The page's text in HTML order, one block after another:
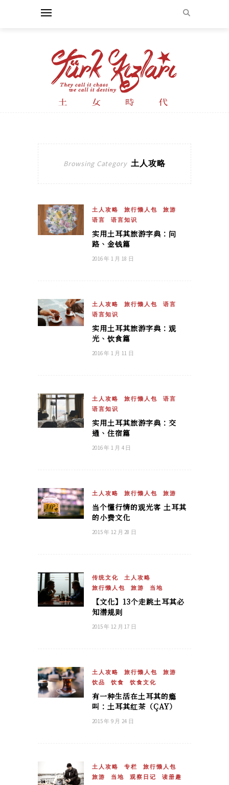
Browsing Category 土人攻略
土人攻略 旅行懒人包
旅游
语言
语言知识
实用土耳其旅游字典：问
路、金钱篇
2016 年 1 月 18 日
土人攻略 旅行懒人包
语言
语言知识
实用土耳其旅游字典：观
光、饮食篇
2016 年 1 月 11 日
土人攻略 旅行懒人包
语言
语言知识
实用土耳其旅游字典：交
通、住宿篇
2016 年 1 月 4 日
土人攻略 旅行懒人包 旅游
当个懂行情的观光客 土耳其
的小费文化
2015 年 12 月 28 日
传统文化
土人攻略
旅行懒人包
旅游 当地
【文化】13个走跳土耳其必
知潜规则
2015 年 12 月 17 日
土人攻略 旅行懒人包
旅游
饮品
饮食 饮食文化
有一种生活在土耳其的瘾
叫：土耳其红茶（ÇAY）
2015 年 9 月 24 日
土人攻略 专栏
旅行懒人包
旅游
当地 观察日记 读册趣